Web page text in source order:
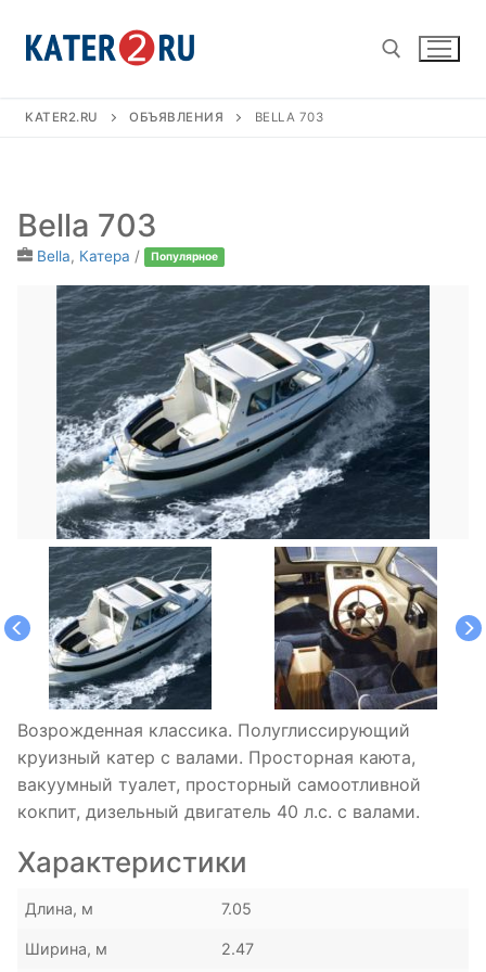
содержимому
KATER2.RU ОБЪЯВЛЕНИЯ BELLA 703
Bella 703
Bella, Катера / Популярное
Возрожденная классика. Полуглиссирующий
круизный катер с валами. Просторная каюта,
вакуумный туалет, просторный самоотливной
кокпит, дизельный двигатель 40 л.с. с валами.
Характеристики
Длина, м 7.05
Ширина, м 2.47